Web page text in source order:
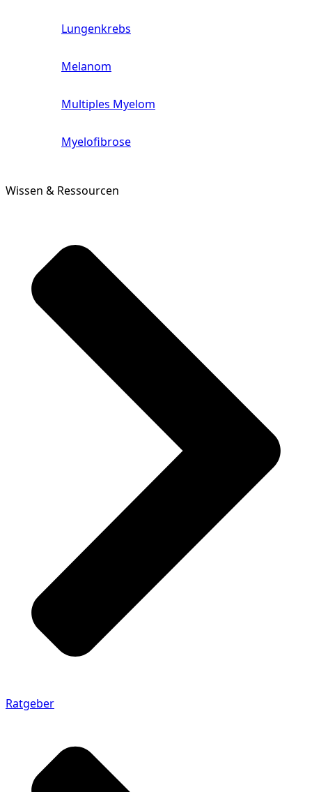
Lungenkrebs
Melanom
Multiples Myelom
Myelofibrose
Wissen & Ressourcen
Ratgeber